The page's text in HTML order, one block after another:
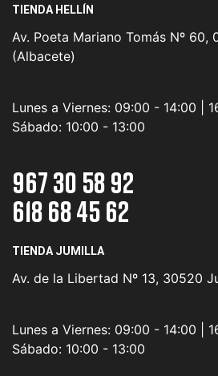
TIENDA HELLÍN
Av. Poeta Mariano Tomás Nº 60,
(Albacete)
Lunes a Viernes: 09:00 - 14:00 |
Sábado: 10:00 - 13:00
967 30 58 92
618 68 45 62
TIENDA JUMILLA
Av. de la Libertad Nº 13, 30520
Lunes a Viernes: 09:00 - 14:00 |
Sábado: 10:00 - 13:00